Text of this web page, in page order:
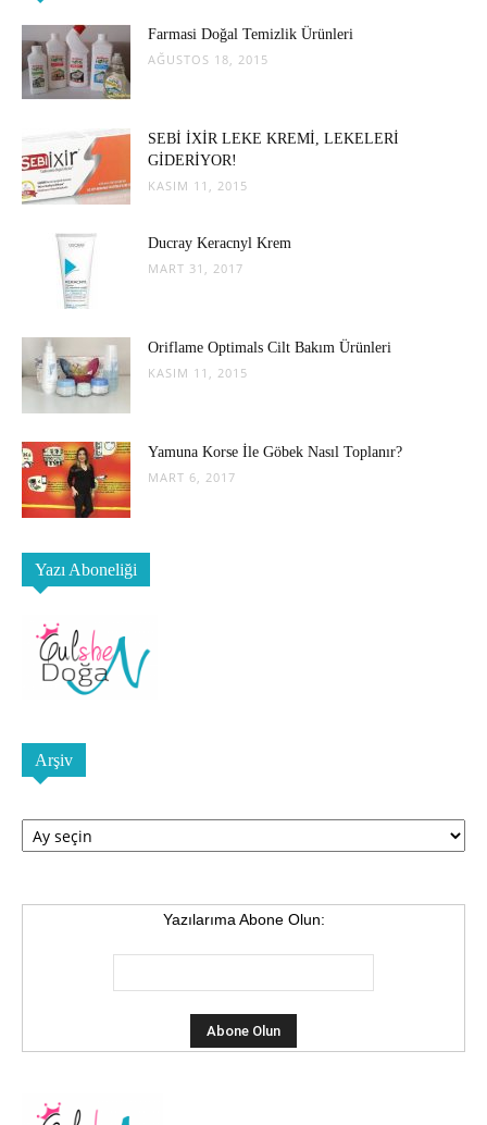
Farmasi Doğal Temizlik Ürünleri
AĞUSTOS 18, 2015
SEBİ İXİR LEKE KREMİ, LEKELERİ
GİDERİYOR!
KASIM 11, 2015
Ducray Keracnyl Krem
MART 31, 2017
Oriflame Optimals Cilt Bakım Ürünleri
KASIM 11, 2015
Yamuna Korse İle Göbek Nasıl Toplanır?
MART 6, 2017
Yazı Aboneliği
Arşiv
Arşiv
Yazılarıma Abone Olun: